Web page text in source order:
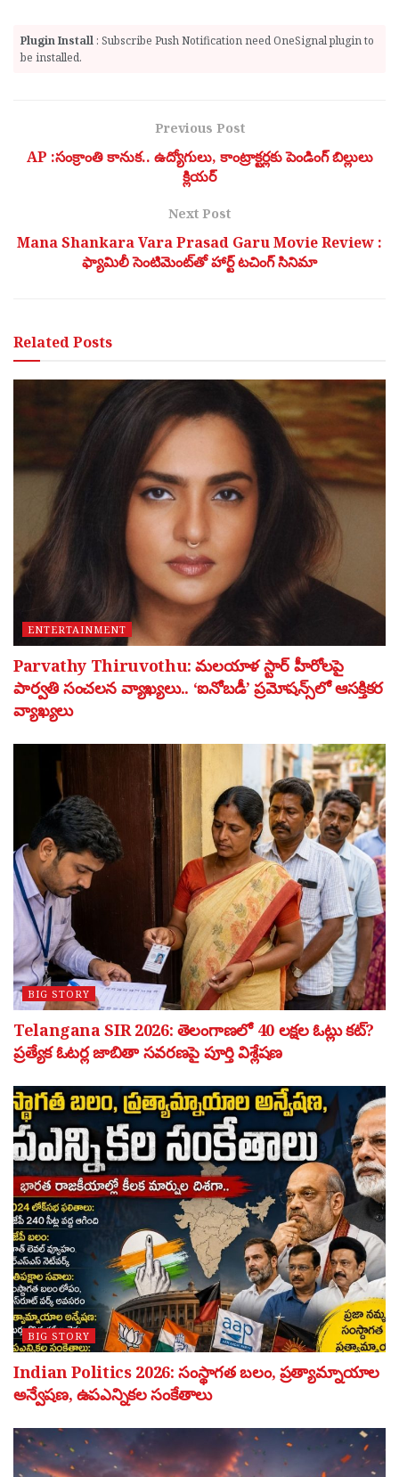
Plugin Install : Subscribe Push Notification need OneSignal plugin to
be installed.
Previous Post
AP :సంక్రాంతి కానుక.. ఉద్యోగులు, కాంట్రాక్టర్లకు పెండింగ్ బిల్లులు
క్లియర్
Next Post
Mana Shankara Vara Prasad Garu Movie Review :
ఫ్యామిలీ సెంటిమెంట్‌తో హార్ట్ టచింగ్ సినిమా
RelatedPosts
ENTERTAINMENT
Parvathy Thiruvothu: మలయాళ స్టార్ హీరోలపై
పార్వతి సంచలన వ్యాఖ్యలు.. ‘ఐనోబడీ’ ప్రమోషన్స్‌లో ఆసక్తికర
వ్యాఖ్యలు
BIG STORY
Telangana SIR 2026: తెలంగాణలో 40 లక్షల ఓట్లు కట్?
ప్రత్యేక ఓటర్ల జాబితా సవరణపై పూర్తి విశ్లేషణ
BIG STORY
Indian Politics 2026: సంస్థాగత బలం, ప్రత్యామ్నాయాల
అన్వేషణ, ఉపఎన్నికల సంకేతాలు